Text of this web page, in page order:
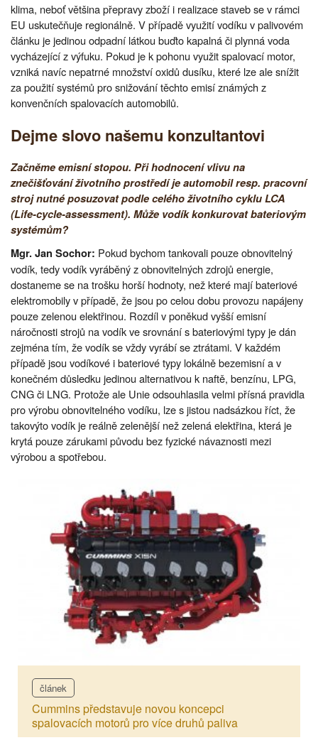
klima, neboť většina přepravy zboží i realizace staveb se v rámci
EU uskutečňuje regionálně. V případě využití vodíku v palivovém
článku je jedinou odpadní látkou buďto kapalná či plynná voda
vycházející z výfuku. Pokud je k pohonu využit spalovací motor,
vzniká navíc nepatrné množství oxidů dusíku, které lze ale snížit
za použití systémů pro snižování těchto emisí známých z
konvenčních spalovacích automobilů.
Dejme slovo našemu konzultantovi
Začněme emisní stopou. Při hodnocení vlivu na
znečišťování životního prostředí je automobil resp. pracovní
stroj nutné posuzovat podle celého životního cyklu LCA
(Life-cycle-assessment). Může vodík konkurovat bateriovým
systémům?
Mgr. Jan Sochor: Pokud bychom tankovali pouze obnovitelný
vodík, tedy vodík vyráběný z obnovitelných zdrojů energie,
dostaneme se na trošku horší hodnoty, než které mají bateriové
elektromobily v případě, že jsou po celou dobu provozu napájeny
pouze zelenou elektřinou. Rozdíl v poněkud vyšší emisní
náročnosti strojů na vodík ve srovnání s bateriovými typy je dán
zejména tím, že vodík se vždy vyrábí se ztrátami. V každém
případě jsou vodíkové i bateriové typy lokálně bezemisní a v
konečném důsledku jedinou alternativou k naftě, benzínu, LPG,
CNG či LNG. Protože ale Unie odsouhlasila velmi přísná pravidla
pro výrobu obnovitelného vodíku, lze s jistou nadsázkou říct, že
takovýto vodík je reálně zelenější než zelená elektřina, která je
krytá pouze zárukami původu bez fyzické návaznosti mezi
výrobou a spotřebou.
článek
Cummins představuje novou koncepci
spalovacích motorů pro více druhů paliva